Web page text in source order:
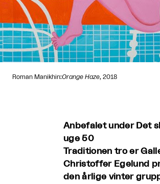
Roman Manikhin:Orange Haze, 2018
Anbefalet under Det
uge 50
Traditionen tro er
Christoffer Egelund
den årlige vinter